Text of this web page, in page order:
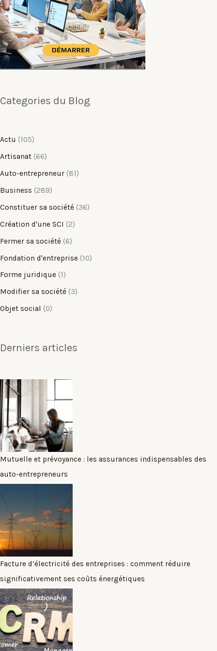
Categories du Blog
Actu (105)
Artisanat (66)
Auto-entrepreneur (81)
Business (289)
Constituer sa société (36)
Création d'une SCI (2)
Fermer sa société (6)
Fondation d'entreprise (10)
Forme juridique (1)
Modifier sa société (3)
Objet social (0)
Derniers articles
Mutuelle et prévoyance : les assurances indispensables des
auto-entrepreneurs
Facture d’électricité des entreprises : comment réduire
significativement ses coûts énergétiques